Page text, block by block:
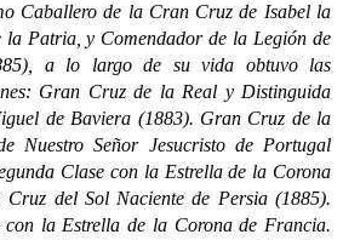
de la Cran Cruz de Isabel la
la Patria, y Comendador de la Legión de
a lo largo de su vida obtuvo las
Gran Cruz de la Real y Distinguida
de Baviera (1883). Gran Cruz de la
Nuestro Señor Jesucristo de Portugal
Clase con la Estrella de la Corona
del Sol Naciente de Persia (1885).
con la Estrella de la Corona de Francia.